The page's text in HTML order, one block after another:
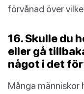
förvånad över
16. Skulle du
eller gå
något i det
Många människor